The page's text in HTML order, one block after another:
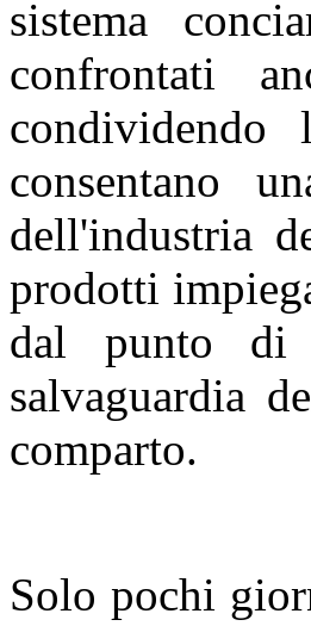
sistema
confrontati
condividendo
consentano
dell'industria
prodotti
dal punto di
salvaguardia
comparto.
Solo pochi